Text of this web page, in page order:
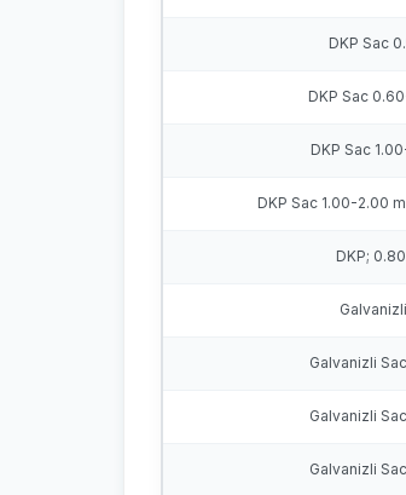
DKP Sac
DKP Sac
DKP Sac
DKP Sac 1.00-2.00
DKP;
Galvanizli
Galvanizli
Galvanizli